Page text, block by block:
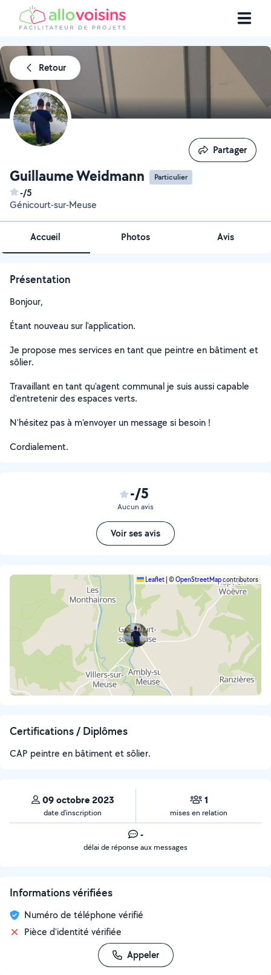
Retour
Guillaume Weidmann Particulier
-/5
Génicourt-sur-Meuse
Partager
Partager
Accueil Photos Avis
Présentation
Bonjour,
Étant nouveau sur l'application.
Je propose mes services en tant que peintre en bâtiment et
sôlier.
Travaillant en tant qu'agent communal je suis aussi capable
d'entretenir des espaces verts.
N'hésitez pas à m'envoyer un message si besoin !
Cordialement.
-/5
Aucun avis
Voir ses avis
Leaflet ©OpenStreetMapcontributors
Certifications / Diplômes
CAP peintre en bâtiment et sôlier.
09 octobre 2023
date d’inscription
1
mises en relation
-
délai de réponse aux messages
Informations vérifiées
Numéro de téléphone vérifié
Pièce d'identité vérifiée
Appeler